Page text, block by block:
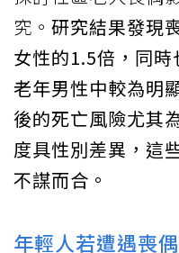
究。 研究結果發現
女性的1.5倍，同
老年男性中較為明
後的死亡風險尤其
度具性別差異，這
不謀而合。
年輕人若遭遇喪